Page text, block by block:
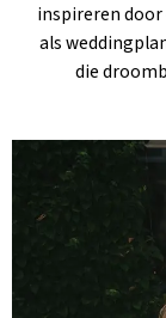
inspireren
als
die